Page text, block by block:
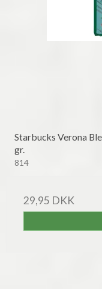
Starbucks Verona
gr.
814
29,95 DKK